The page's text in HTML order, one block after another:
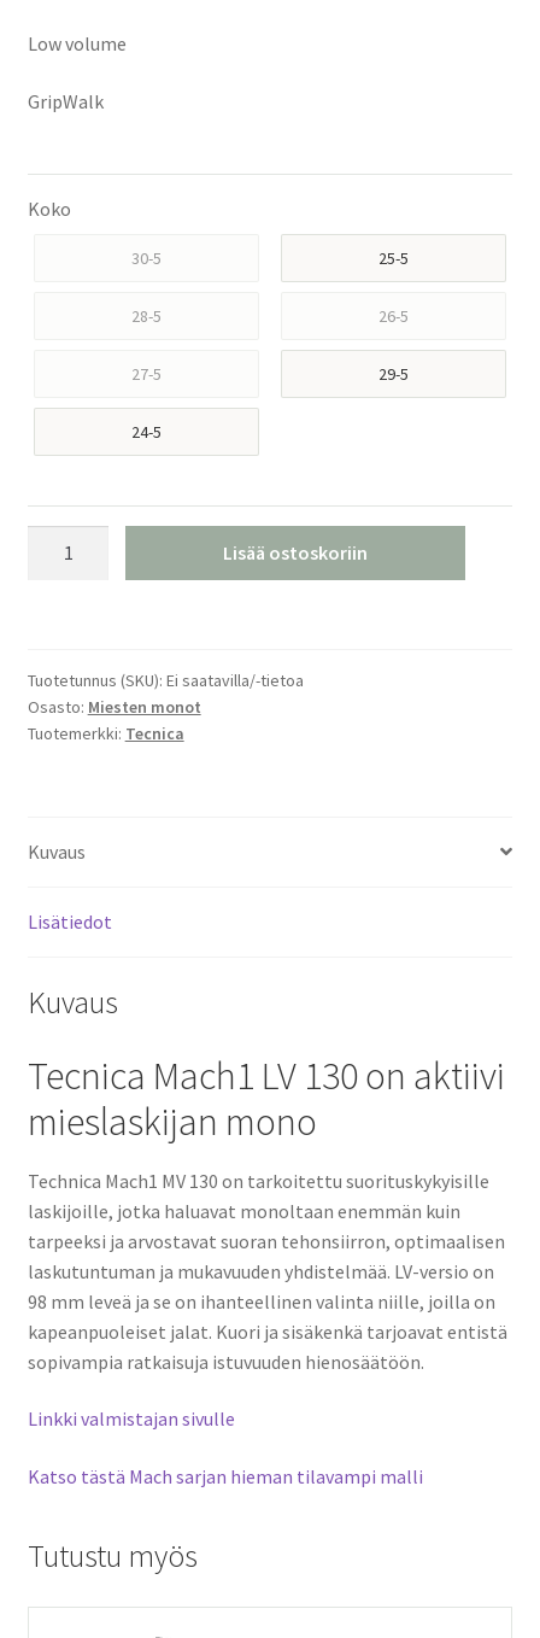
Low volume
GripWalk
Koko
30-5 25-5
28-5 26-5
27-5 29-5
24-5
Laskettelumonot
määrä
Lisää ostoskoriin
Tuotetunnus (SKU): Ei saatavilla/-tietoa
Osasto: Miesten monot
Tuotemerkki: Tecnica
Kuvaus
Lisätiedot
Kuvaus
Tecnica Mach1 LV 130 on aktiivi
mieslaskijan mono
Technica Mach1 MV 130 on tarkoitettu suorituskykyisille
laskijoille, jotka haluavat monoltaan enemmän kuin
tarpeeksi ja arvostavat suoran tehonsiirron, optimaalisen
laskutuntuman ja mukavuuden yhdistelmää. LV-versio on
98 mm leveä ja se on ihanteellinen valinta niille, joilla on
kapeanpuoleiset jalat. Kuori ja sisäkenkä tarjoavat entistä
sopivampia ratkaisuja istuvuuden hienosäätöön.
Linkki valmistajan sivulle
Katso tästä Mach sarjan hieman tilavampi malli
Tutustu myös